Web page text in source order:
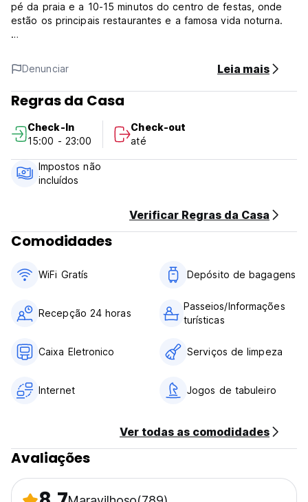
pé da praia e a 10-15 minutos do centro de festas, onde
estão os principais restaurantes e a famosa vida noturna.
Política de cancelamento: 24 horas antes da chegada. Os
viajantes que cancelarem menos de 24 horas antes do
check-in e não comparências serão cobrados 100% do
valor da reserva.
Check-out antes das 12h.
Pagamento na chegada para reservas flexíveis em dinheiro,
cartões de crédito e débito. NÃO aceitamos cartões
American Express
Esta propriedade pode pré-autorizar seu cartão de crédito.
O serviço de recepção está aberto 24 horas por dia.
Não aceitamos clientes menores de 18 anos. Somente
adultos. (Auto-translated from original language)
Denunciar Leia mais
Regras da Casa
Check-In
15:00 - 23:00
Check-out
até
Impostos não
incluídos
Verificar Regras da Casa
Comodidades
WiFi Gratís Depósito de bagagens
Recepção 24 horas
Passeios/Informações
turísticas
Caixa Eletronico Serviços de limpeza
Internet Jogos de tabuleiro
Ver todas as comodidades
Avaliações